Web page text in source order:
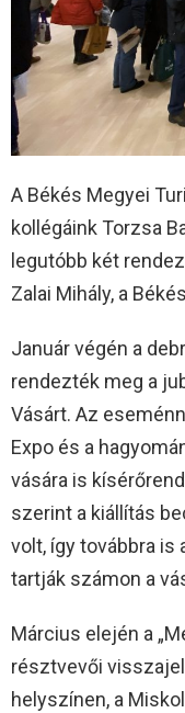
A Békés Megyei
kollégáink Torzsa
legutóbb két
Zalai Mihály, a
Január végén a
rendezték meg a
Vásárt. Az
Expo és a
vására is
szerint a kiállítás
volt, így továbbra is
tartják számon a
Március elején a
résztvevői
helyszínen, a